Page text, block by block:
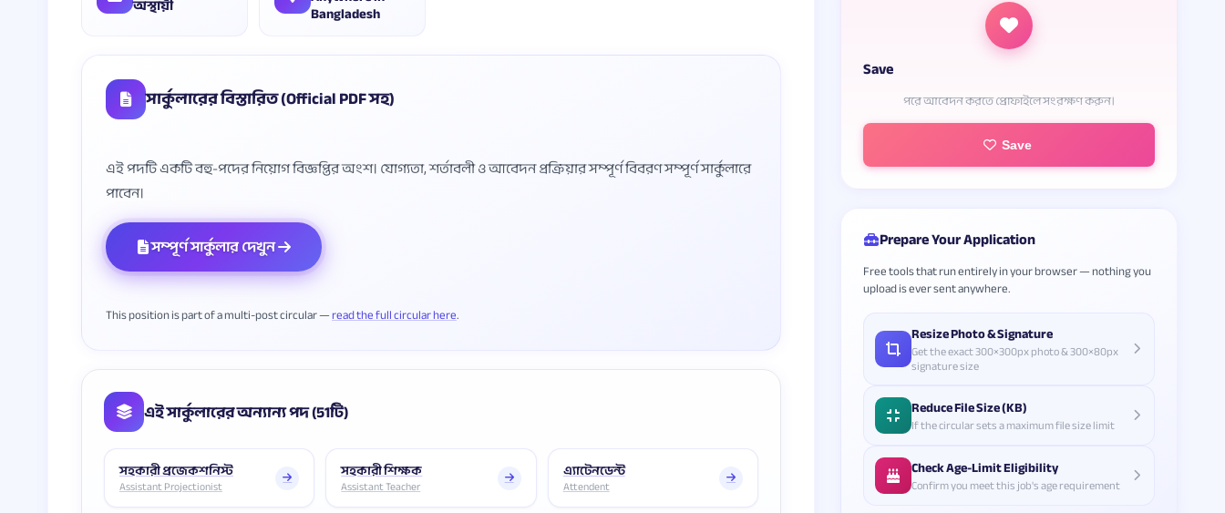
অস্থায়ী Bangladesh
সার্কুলারের বিস্তারিত (Official PDF সহ)
এই পদটি একটি বহু-পদের নিয়োগ বিজ্ঞপ্তির অংশ। যোগ্যতা, শর্তাবলী ও আবেদন প্রক্রিয়ার সম্পূর্ণ বিবরণ সম্পূর্ণ সার্কুলারে
সম্পূর্ণ সার্কুলার দেখুন
This position is part of a multi-post circular —read the full circular here
এই সার্কুলারের অন্যান্য পদ (51টি)
সহকারী প্রজেকশনিস্ট
Assistant Projectionist
সহকারী শিক্ষক
Assistant Teacher
এ্যাটেনডেন্ট
Attendent
Save
পরে আবেদন করতে প্রোফাইলে সংরক্ষণ করুন।
Save
Prepare Your Application
Free tools that run entirely in your browser — nothing you
upload is ever sent anywhere.
Resize Photo & Signature
Get the exact 300×300px photo & 300×80px
signature size
Reduce File Size (KB)
If the circular sets a maximum file size limit
Check Age-Limit Eligibility
Confirm you meet this job's age requirement